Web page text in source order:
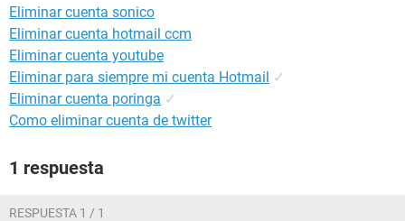
Eliminar cuenta sonico
Eliminar cuenta hotmail ccm
Eliminar cuenta youtube
Eliminar para siempre mi cuenta Hotmail ✓
Eliminar cuenta poringa ✓
Como eliminar cuenta de twitter
1 respuesta
RESPUESTA 1 / 1